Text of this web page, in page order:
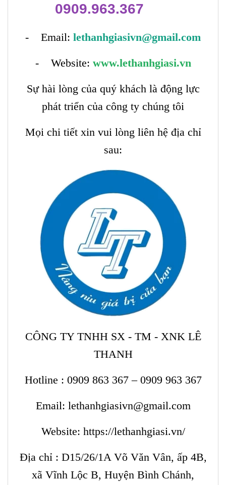
0909.963.367
- Email: lethanhgiasivn@gmail.com
- Website: www.lethanhgiasi.vn
Sự hài lòng của quý khách là động lực
phát triển của công ty chúng tôi
Mọi chi tiết xin vui lòng liên hệ địa chỉ
sau:
CÔNG TY TNHH SX - TM - XNK LÊ
THANH
Hotline : 0909 863 367 – 0909 963 367
Email: lethanhgiasivn@gmail.com
Website: https://lethanhgiasi.vn/
Địa chỉ : D15/26/1A Võ Văn Vân, ấp 4B,
xã Vĩnh Lộc B, Huyện Bình Chánh,